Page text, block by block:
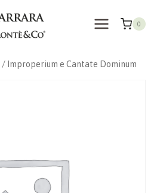
0
/ Improperium e Cantate Dominum